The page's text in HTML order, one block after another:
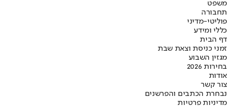
משפט
תחבורה
פוליטי-מדיני
כללי ומידע
דף הבית
זמני כניסת וצאת שבת
מגזין השבוע
בחירות 2026
אודות
צור קשר
נבחרת הכתבים והפרשנים
מדיניות פרטיות